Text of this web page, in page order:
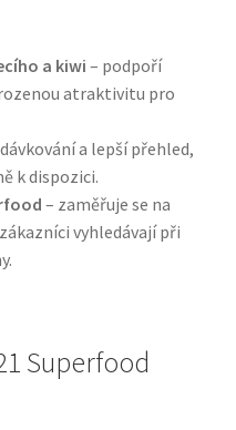
a přirozené složení
a kiwi – podpoří
atraktivitu pro
a lepší přehled,
k dispozici.
– zaměřuje se na
vyhledávají při
Superfood